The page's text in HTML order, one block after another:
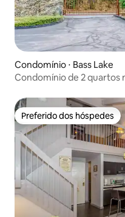
Condomínio ⋅ Bass Lake
Condomínio de 2 quartos
Preferido dos hóspedes
Preferido dos hóspedes